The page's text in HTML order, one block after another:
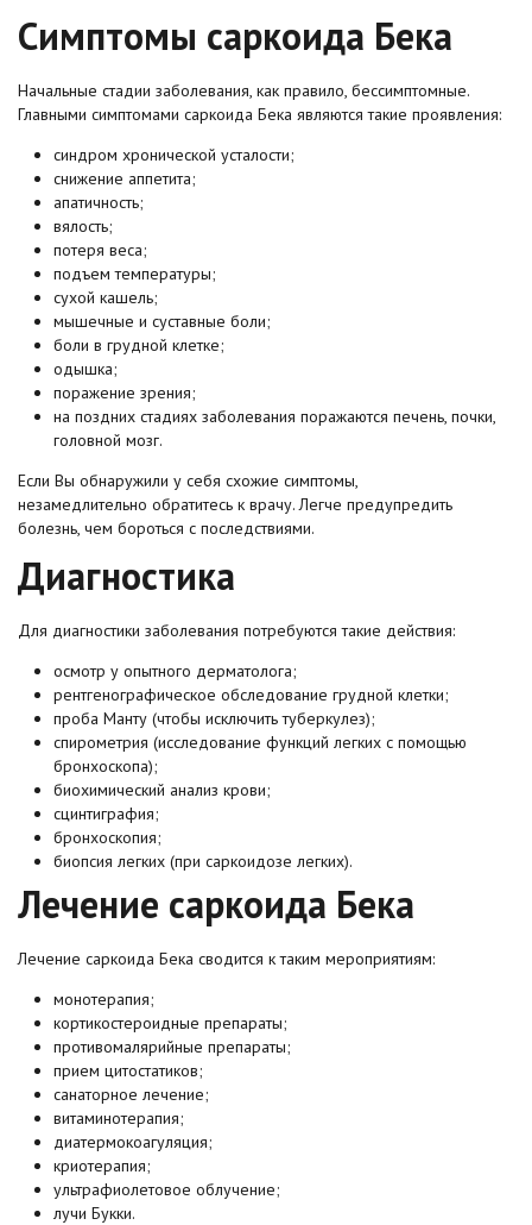
Симптомы саркоида Бека
Начальные стадии заболевания, как правило, бессимптомные.
Главными симптомами саркоида Бека являются такие проявления:
синдром хронической усталости;
снижение аппетита;
апатичность;
вялость;
потеря веса;
подъем температуры;
сухой кашель;
мышечные и суставные боли;
боли в грудной клетке;
одышка;
поражение зрения;
на поздних стадиях заболевания поражаются печень, почки,
головной мозг.
Если Вы обнаружили у себя схожие симптомы,
незамедлительно обратитесь к врачу. Легче предупредить
болезнь, чем бороться с последствиями.
Диагностика
Для диагностики заболевания потребуются такие действия:
осмотр у опытного дерматолога;
рентгенографическое обследование грудной клетки;
проба Манту (чтобы исключить туберкулез);
спирометрия (исследование функций легких с помощью
бронхоскопа);
биохимический анализ крови;
сцинтиграфия;
бронхоскопия;
биопсия легких (при саркоидозе легких).
Лечение саркоида Бека
Лечение саркоида Бека сводится к таким мероприятиям:
монотерапия;
кортикостероидные препараты;
противомалярийные препараты;
прием цитостатиков;
санаторное лечение;
витаминотерапия;
диатермокоагуляция;
криотерапия;
ультрафиолетовое облучение;
лучи Букки.